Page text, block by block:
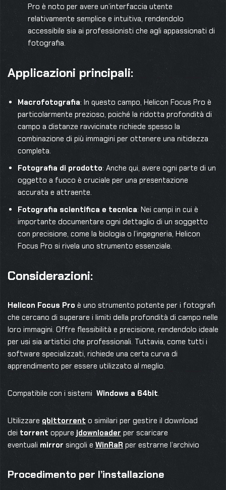
Pro è noto per avere un’interfaccia utente
relativamente semplice e intuitiva, rendendolo
accessibile sia ai professionisti che agli appassionati di
fotografia.
Applicazioni principali:
Macrofotografia: In questo campo, Helicon Focus Pro è
particolarmente prezioso, poiché la ridotta profondità di
campo a distanze ravvicinate richiede spesso la
combinazione di più immagini per ottenere una nitidezza
completa.
Fotografia di prodotto: Anche qui, avere ogni parte di un
oggetto a fuoco è cruciale per una presentazione
accurata e attraente.
Fotografia scientifica e tecnica: Nei campi in cui è
importante documentare ogni dettaglio di un soggetto
con precisione, come la biologia o l’ingegneria, Helicon
Focus Pro si rivela uno strumento essenziale.
Considerazioni:
Helicon Focus Pro è uno strumento potente per i fotografi
che cercano di superare i limiti della profondità di campo nelle
loro immagini. Offre flessibilità e precisione, rendendolo ideale
per usi sia artistici che professionali. Tuttavia, come tutti i
software specializzati, richiede una certa curva di
apprendimento per essere utilizzato al meglio.
Compatibile con i sistemi Windows a 64bit.
Utilizzare qbittorrent o similari per gestire il download
dei torrent oppure jdownloader per scaricare
eventuali mirror singoli e WinRaR per estrarne l’archivio
Procedimento per l’installazione